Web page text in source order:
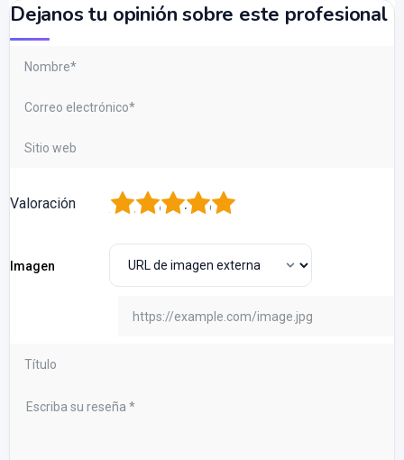
Dejanos tu opinión sobre este profesional
Valoración 5
4
3
2
Imagen